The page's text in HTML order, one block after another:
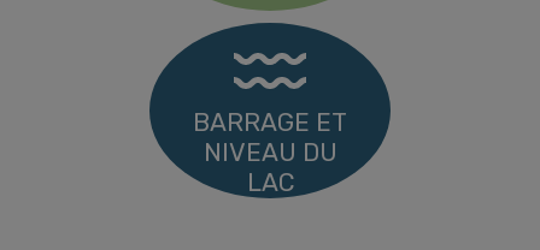
BARRAGE ET
NIVEAU DU
LAC